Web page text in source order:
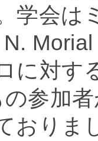
学会は
に対す
参加
おりま